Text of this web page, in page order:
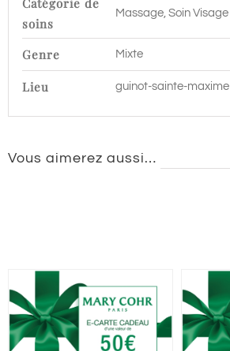
Catégorie de
soins
Massage, Soin Visage
Genre Mixte
Lieu guinot-sainte-maxime
Vous aimerez aussi…